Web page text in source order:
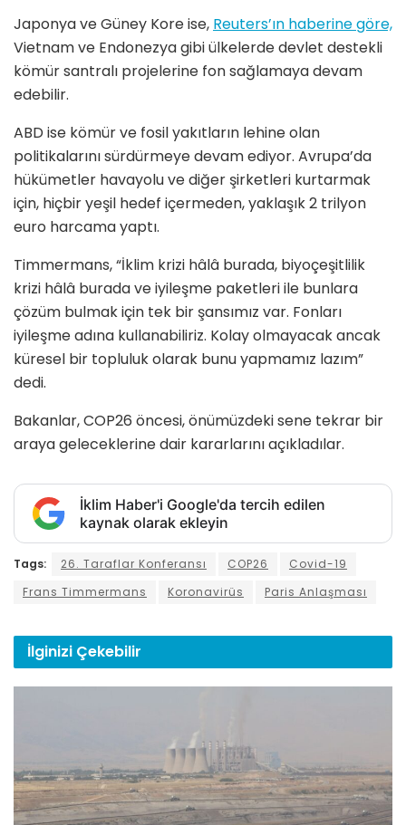
Japonya ve Güney Kore ise, Reuters’ın haberine göre,
Vietnam ve Endonezya gibi ülkelerde devlet destekli
kömür santralı projelerine fon sağlamaya devam
edebilir.
ABD ise kömür ve fosil yakıtların lehine olan
politikalarını sürdürmeye devam ediyor. Avrupa’da
hükümetler havayolu ve diğer şirketleri kurtarmak
için, hiçbir yeşil hedef içermeden, yaklaşık 2 trilyon
euro harcama yaptı.
Timmermans, “İklim krizi hâlâ burada, biyoçeşitlilik
krizi hâlâ burada ve iyileşme paketleri ile bunlara
çözüm bulmak için tek bir şansımız var. Fonları
iyileşme adına kullanabiliriz. Kolay olmayacak ancak
küresel bir topluluk olarak bunu yapmamız lazım”
dedi.
Bakanlar, COP26 öncesi, önümüzdeki sene tekrar bir
araya geleceklerine dair kararlarını açıkladılar.
İklim Haber'i Google'da tercih edilen
kaynak olarak ekleyin
Tags: 26. Taraflar Konferansı COP26
Covid-19
Frans Timmermans
Koronavirüs Paris Anlaşması
İlginizi Çekebilir